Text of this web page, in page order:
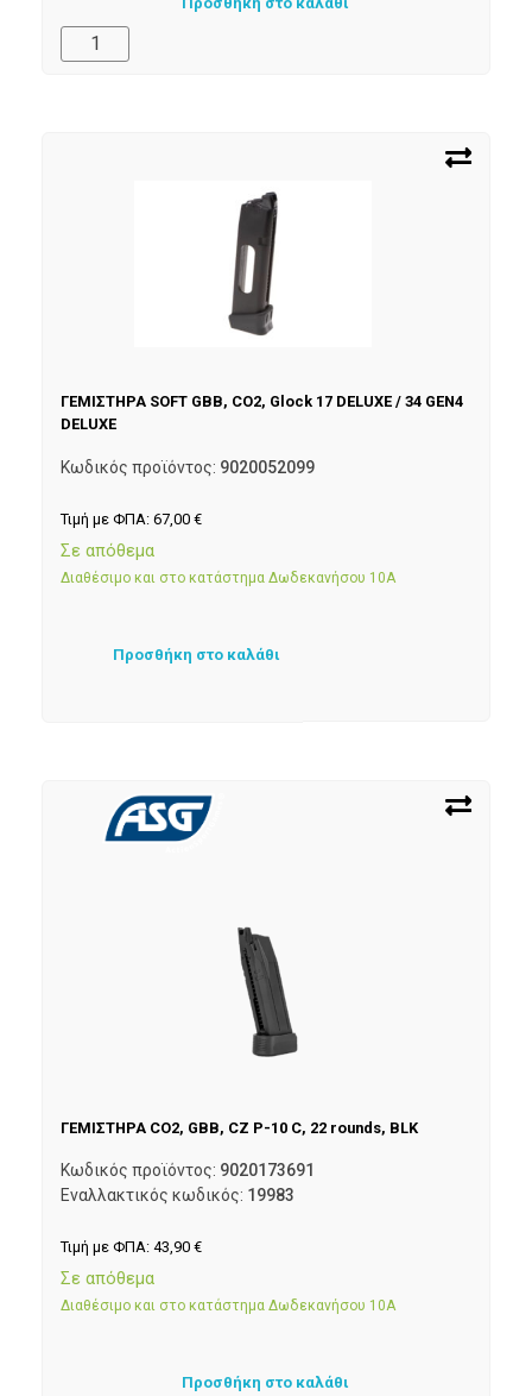
ΓΕΜΙΣΤΗΡΑ SOFT GBB, CO2, Glock 17 DELUXE / 34 GEN4
DELUXE
Κωδικός προϊόντος: 9020052099
Τιμή με ΦΠΑ: 67,00 €
Σε απόθεμα
Διαθέσιμο και στο κατάστημα Δωδεκανήσου 10Α
Προσθήκη στο καλάθι
ΓΕΜΙΣΤΗΡΑ CO2, GBB, CZ P-10 C, 22 rounds, BLK
Κωδικός προϊόντος: 9020173691
Εναλλακτικός κωδικός: 19983
Τιμή με ΦΠΑ: 43,90 €
Σε απόθεμα
Διαθέσιμο και στο κατάστημα Δωδεκανήσου 10Α
Προσθήκη στο καλάθι